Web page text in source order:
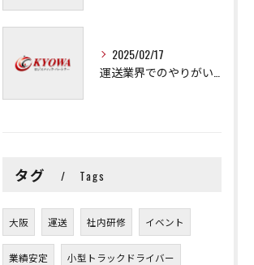
2025/02/17
タグ Tags
大阪 運送 社内研修 イベント
業績安定 小型トラックドライバー